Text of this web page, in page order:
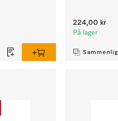
224,00 kr
På lager